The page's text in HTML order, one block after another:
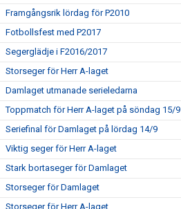
Framgångsrik lördag för P2010
Fotbollsfest med P2017
Segerglädje i F2016/2017
Storseger för Herr A-laget
Damlaget utmanade serieledarna
Toppmatch för Herr A-laget på söndag 15/9
Seriefinal för Damlaget på lördag 14/9
Viktig seger för Herr A-laget
Stark bortaseger för Damlaget
Storseger för Damlaget
Storseger för Herr A-laget